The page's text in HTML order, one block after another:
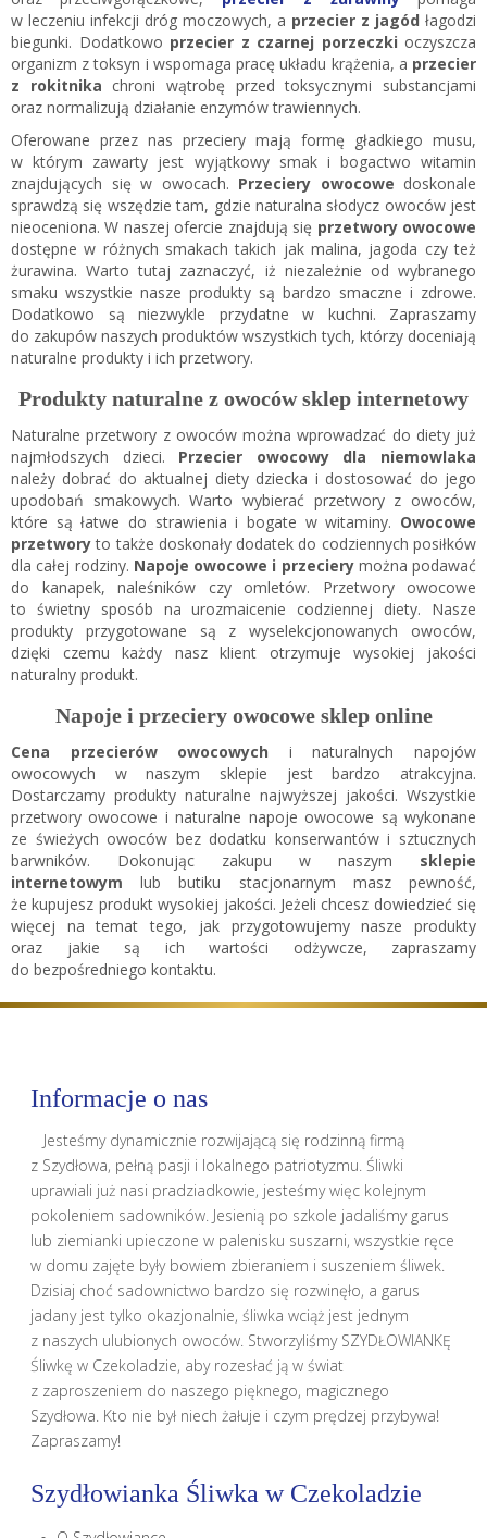
w leczeniu infekcji dróg moczowych, a przecier z jagód łagodzi
biegunki. Dodatkowo przecier z czarnej porzeczki oczyszcza
organizm z toksyn i wspomaga pracę układu krążenia, a przecier
z rokitnika chroni wątrobę przed toksycznymi substancjami
oraz normalizują działanie enzymów trawiennych.
Oferowane przez nas przeciery mają formę gładkiego musu,
w którym zawarty jest wyjątkowy smak i bogactwo witamin
znajdujących się w owocach. Przeciery owocowe doskonale
sprawdzą się wszędzie tam, gdzie naturalna słodycz owoców jest
nieoceniona. W naszej ofercie znajdują się przetwory owocowe
dostępne w różnych smakach takich jak malina, jagoda czy też
żurawina. Warto tutaj zaznaczyć, iż niezależnie od wybranego
smaku wszystkie nasze produkty są bardzo smaczne i zdrowe.
Dodatkowo są niezwykle przydatne w kuchni. Zapraszamy
do zakupów naszych produktów wszystkich tych, którzy doceniają
naturalne produkty i ich przetwory.
Produkty naturalne z owoców sklep internetowy
Naturalne przetwory z owoców można wprowadzać do diety już
najmłodszych dzieci. Przecier owocowy dla niemowlaka
należy dobrać do aktualnej diety dziecka i dostosować do jego
upodobań smakowych. Warto wybierać przetwory z owoców,
które są łatwe do strawienia i bogate w witaminy. Owocowe
przetworyto także doskonały dodatek do codziennych posiłków
dla całej rodziny. Napoje owocowe i przecierymożna podawać
do kanapek, naleśników czy omletów. Przetwory owocowe
to świetny sposób na urozmaicenie codziennej diety. Nasze
produkty przygotowane są z wyselekcjonowanych owoców,
dzięki czemu każdy nasz klient otrzymuje wysokiej jakości
naturalny produkt.
Napoje i przeciery owocowe sklep online
Cena przecierów owocowych i naturalnych napojów
owocowych w naszym sklepie jest bardzo atrakcyjna.
Dostarczamy produkty naturalne najwyższej jakości. Wszystkie
przetwory owocowe i naturalne napoje owocowe są wykonane
ze świeżych owoców bez dodatku konserwantów i sztucznych
barwników. Dokonując zakupu w naszym sklepie
internetowym lub butiku stacjonarnym masz pewność,
że kupujesz produkt wysokiej jakości. Jeżeli chcesz dowiedzieć się
więcej na temat tego, jak przygotowujemy nasze produkty
oraz jakie są ich wartości odżywcze, zapraszamy
do bezpośredniego kontaktu.
Informacje o nas
Jesteśmy dynamicznie rozwijającą się rodzinną firmą
z Szydłowa, pełną pasji i lokalnego patriotyzmu. Śliwki
uprawiali już nasi pradziadkowie, jesteśmy więc kolejnym
pokoleniem sadowników. Jesienią po szkole jadaliśmy garus
lub ziemianki upieczone w palenisku suszarni, wszystkie ręce
w domu zajęte były bowiem zbieraniem i suszeniem śliwek.
Dzisiaj choć sadownictwo bardzo się rozwinęło, a garus
jadany jest tylko okazjonalnie, śliwka wciąż jest jednym
z naszych ulubionych owoców. Stworzyliśmy SZYDŁOWIANKĘ
Śliwkę w Czekoladzie, aby rozesłać ją w świat
z zaproszeniem do naszego pięknego, magicznego
Szydłowa. Kto nie był niech żałuje i czym prędzej przybywa!
Zapraszamy!
Szydłowianka Śliwka w Czekoladzie